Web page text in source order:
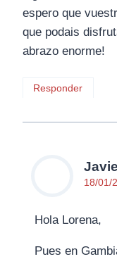
espero que
que podais
abrazo enorme!
Responder
18/01/
Hola Lorena,
Pues en